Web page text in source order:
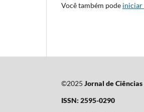
Você também pode iniciar
©2025 Jornal de
ISSN: 2595-0290